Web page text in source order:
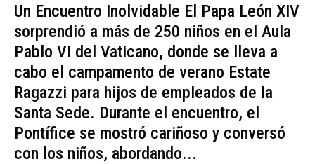
Un Encuentro Inolvidable El Papa León XIV
sorprendió a más de 250 niños en el Aula
Pablo VI del Vaticano, donde se lleva a
cabo el campamento de verano Estate
Ragazzi para hijos de empleados de la
Santa Sede. Durante el encuentro, el
Pontífice se mostró cariñoso y conversó
con los niños, abordando...